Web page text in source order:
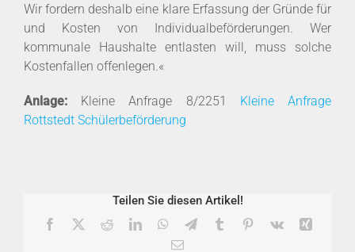
Wir fordern deshalb eine klare Erfassung der Gründe für
und Kosten von Individualbeförderungen. Wer
kommunale Haushalte entlasten will, muss solche
Kostenfallen offenlegen.«
Anlage:Kleine Anfrage 8/2251 Kleine Anfrage
Rottstedt Schülerbeförderung
Teilen Sie diesen Artikel!
Facebook RedditLinkedInWhatsApp
TelegramTumblr Pinterest
Vk
E-